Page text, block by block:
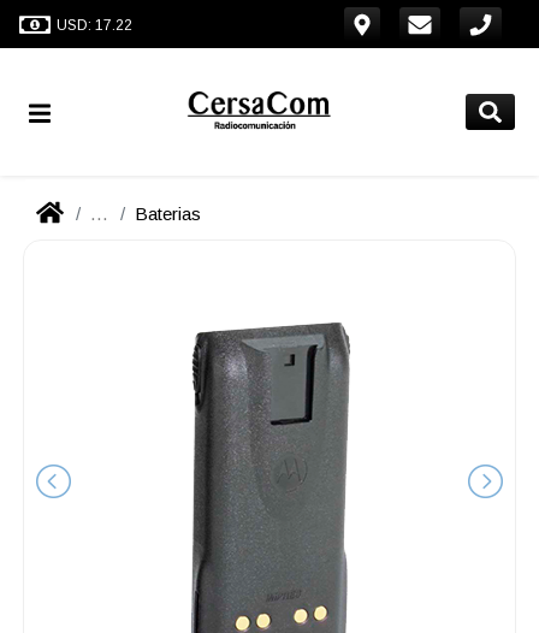
USD: 17.22
... Baterias